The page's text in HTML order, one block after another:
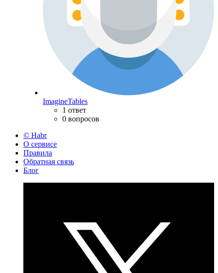
ImagineTables
1 ответ
0 вопросов
© Habr
О сервисе
Правила
Обратная связь
Блог